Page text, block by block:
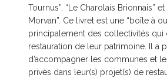
Tournus”, “Le Charolais Brionnais” et
Morvan”. Ce livret est une “boîte à
principalement des collectivités qui
restauration de leur patrimoine. Il a
d’accompagner les communes et
privés dans leur(s) projet(s) de